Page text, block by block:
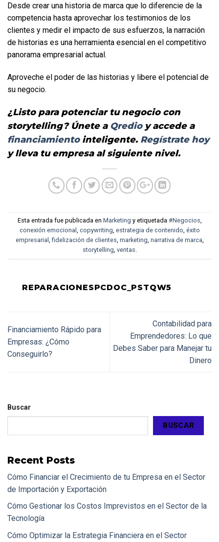
Desde crear una historia de marca que lo diferencie de la
competencia hasta aprovechar los testimonios de los
clientes y medir el impacto de sus esfuerzos, la narración
de historias es una herramienta esencial en el competitivo
panorama empresarial actual.
Aproveche el poder de las historias y libere el potencial de
su negocio.
¿Listo para potenciar tu negocio con
storytelling? Únete a Qredio
y accede a
financiamiento inteligente. Regístrate hoy
y lleva tu empresa al siguiente nivel.
Esta entrada fue publicada en Marketing y etiquetada #Negocios
conexión emocional
copywriting estrategia de contenido éxito
empresarial ,fidelización de clientes marketing narrativa de marca
storytelling ventas
REPARACIONESPCDOC_PSTQW5
Financiamiento Rápido para
Empresas: ¿Cómo
Conseguirlo?
Contabilidad para
Emprendedores: Lo que
Debes Saber para Manejar tu
Dinero
Buscar
BUSCAR
Recent Posts
Cómo Financiar el Crecimiento de tu Empresa en el Sector
de Importación y Exportación
Cómo Gestionar los Costos Imprevistos en el Sector de la
Tecnología
Cómo Optimizar la Estrategia Financiera en el Sector